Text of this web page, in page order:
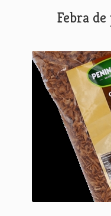
Febra